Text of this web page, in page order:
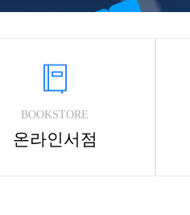
BOOKSTORE
온라인서점